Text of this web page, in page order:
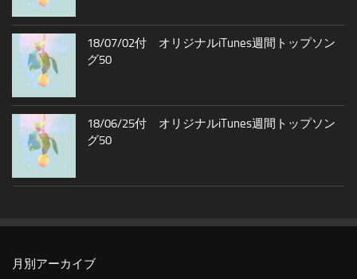
18/07/02付 オリジナルiTunes週間トップソン
グ50
18/06/25付 オリジナルiTunes週間トップソン
グ50
月別アーカイブ